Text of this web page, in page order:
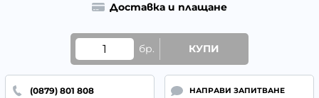
Доставка и плащане
бр. КУПИ
(0879) 801 808 НАПРАВИ ЗАПИТВАНЕ